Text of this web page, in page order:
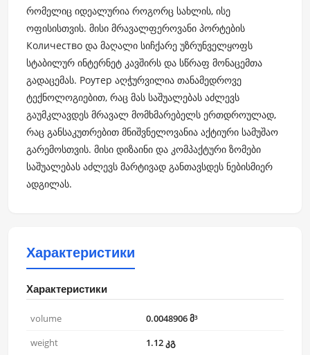
რომელიც იდეალურია როგორც სახლის, ისე
ოფისისთვის. მისი მრავალფეროვანი პორტების
Количество და მაღალი სიჩქარე უზრუნველყოფს
სტაბილურ ინტერნეტ კავშირს და სწრაფ მონაცემთა
გადაცემას. Роутер აღჭურვილია თანამედროვე
ტექნოლოგიებით, რაც მას საშუალებას აძლევს
გაუმკლავდეს მრავალ მომხმარებელს ერთდროულად,
რაც განსაკუთრებით მნიშვნელოვანია აქტიური სამუშაო
გარემოსთვის. მისი დიზაინი და კომპაქტური ზომები
საშუალებას აძლევს მარტივად განთავსდეს ნებისმიერ
ადგილას.
Характеристики
Характеристики
volume
0.0048906 მ³
weight
1.12 კგ